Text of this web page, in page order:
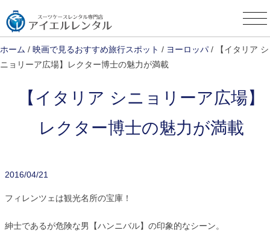
to
content
ホーム / 映画で見るおすすめ旅行スポット / ヨーロッパ / 【イタリア シ
ニョリーア広場】レクター博士の魅力が満載
【イタリア シニョリーア広場】
レクター博士の魅力が満載
2016/04/21
フィレンツェは観光名所の宝庫！
紳士であるが危険な男【ハンニバル】の印象的なシーン。